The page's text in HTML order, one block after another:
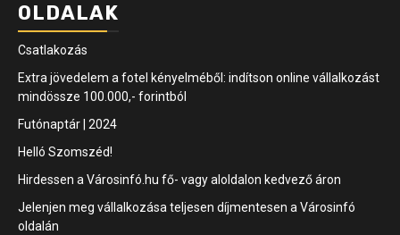
OLDALAK
Csatlakozás
Extra jövedelem a fotel kényelméből: indítson online vállalkozást
mindössze 100.000,- forintból
Futónaptár | 2024
Helló Szomszéd!
Hirdessen a Városinfó.hu fő- vagy aloldalon kedvező áron
Jelenjen meg vállalkozása teljesen díjmentesen a Városinfó
oldalán